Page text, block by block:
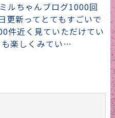
ちゃんブログ1000回
新ってとてもすごいで
件近く見ていただけてい
も楽しくみてい…